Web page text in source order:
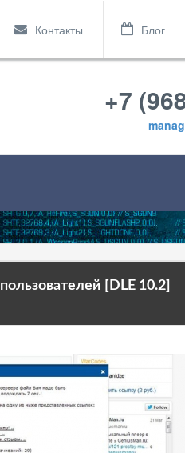
Контакты Блог
+7
[DLE 10.2]